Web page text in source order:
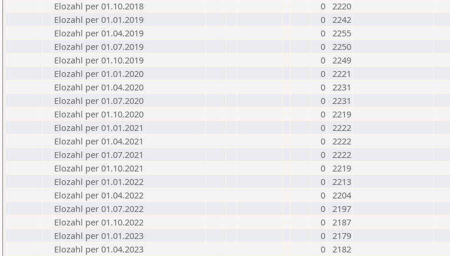
Elozahl per 01.10.2018
0 2220
Elozahl per 01.01.2019
0 2242
Elozahl per 01.04.2019
0 2255
Elozahl per 01.07.2019
0 2250
Elozahl per 01.10.2019
0 2249
Elozahl per 01.01.2020
0 2221
Elozahl per 01.04.2020
0 2231
Elozahl per 01.07.2020
0 2231
Elozahl per 01.10.2020
0 2219
Elozahl per 01.01.2021
0 2222
Elozahl per 01.04.2021
0 2222
Elozahl per 01.07.2021
0 2222
Elozahl per 01.10.2021
0 2219
Elozahl per 01.01.2022
0 2213
Elozahl per 01.04.2022
0 2204
Elozahl per 01.07.2022
0 2197
Elozahl per 01.10.2022
0 2187
Elozahl per 01.01.2023
0 2179
Elozahl per 01.04.2023
0 2182